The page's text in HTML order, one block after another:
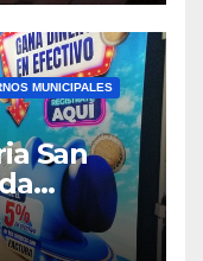
MUNICIPALES
San
a